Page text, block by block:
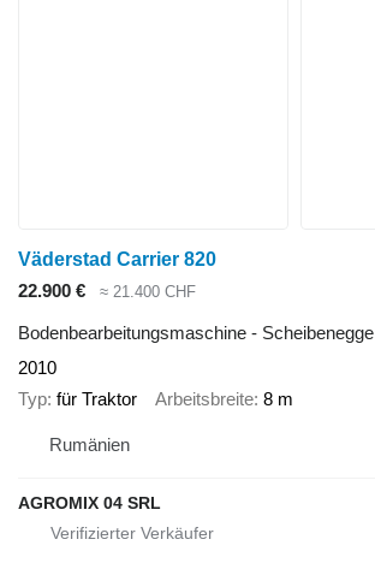
Väderstad Carrier 820
22.900 €
≈ 21.400 CHF
Bodenbearbeitungsmaschine - Scheibenegge
2010
Typ für Traktor Arbeitsbreite 8 m
Rumänien
AGROMIX 04 SRL